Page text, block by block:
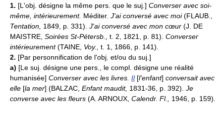
1. [L'obj. désigne la même pers. que le suj.] Converser avec soi-
même, intérieurement. Méditer. J'ai conversé avec moi(FLAUB.,
Tentation, 1849, p. 331). J'ai conversé avec mon cœur (J. DE
MAISTRE, Soirées St-Pétersb., t. 2, 1821, p. 81). Converser
intérieurement(TAINE, Voy., t. 1, 1866, p. 141).
2. [Par personnification de l'obj. et/ou du suj.]
a) [Le suj. désigne une pers., le compl. désigne une réalité
humanisée] Converser avec les livres. Il[l'enfant] conversait avec
elle [la mer] (BALZAC, Enfant maudit, 1831-36, p. 392). Je
converse avec les fleurs (A. ARNOUX, Calendr. Fl., 1946, p. 159).